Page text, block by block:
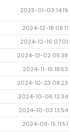
2025-01-03 14:19
2024-12-18 08:11
2024-12-16 07:01
2024-12-02 05:38
2024-11-15 18:53
2024-10-23 08:23
2024-10-06 12:34
2024-10-03 13:54
2024-09-15 11:51